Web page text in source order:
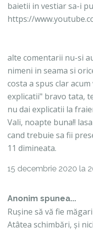
baietii in vestiar sa-i
https://
alte comentarii nu-si
nimeni in seama si
costa a spus clar
explicatii" bravo tata,
nu dai explicatii la
Vali, noapte buna!!
cand trebuie sa fii
11 dimineata.
15 decembrie 2020 la
Anonim spunea...
Rușine să vă fie
Atâtea schimbări, și